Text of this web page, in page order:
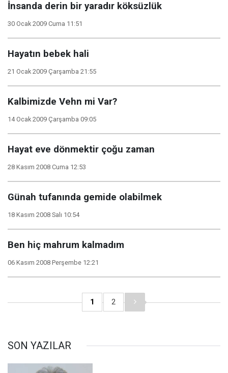
İnsanda derin bir yaradır köksüzlük
30 Ocak 2009 Cuma 11:51
Hayatın bebek hali
21 Ocak 2009 Çarşamba 21:55
Kalbimizde Vehn mi Var?
14 Ocak 2009 Çarşamba 09:05
Hayat eve dönmektir çoğu zaman
28 Kasım 2008 Cuma 12:53
Günah tufanında gemide olabilmek
18 Kasım 2008 Salı 10:54
Ben hiç mahrum kalmadım
06 Kasım 2008 Perşembe 12:21
1 2
SON YAZILAR